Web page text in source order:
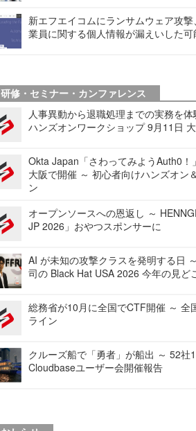
新エフエイコムにランサムウェア攻
業員に関する個人情報が漏えいした可
研修・セミナー・カンファレンス
人事異動から退職処理までの実務を体
ハンズオンワークショップ 9月11日
Okta Japan「さわってみようAuth0！
大阪で開催 ～ 初心者向けハンズオン
ン
オープンソースへの恩返し ～
JP 2026」おやつスポンサーに
AI が未知の攻撃クラスを発明する日
司の Black Hat USA 2026 今年の見ど
総務省が10月に全国でCTF開催 ～ 全
ライン
クルーズ船で「勇者」が船出 ～ 52社
Cloudbaseユーザー会開催報告